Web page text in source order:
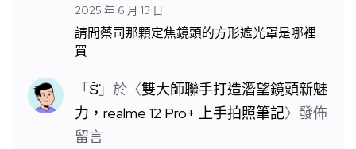
2025 年 6 月 13 日
請問蔡司那顆定焦鏡頭的方形遮光罩是哪裡
買…
「S̆̈」於〈雙大師聯手打造潛望鏡頭新魅
力，realme 12 Pro+ 上手拍照筆記〉發佈
留言